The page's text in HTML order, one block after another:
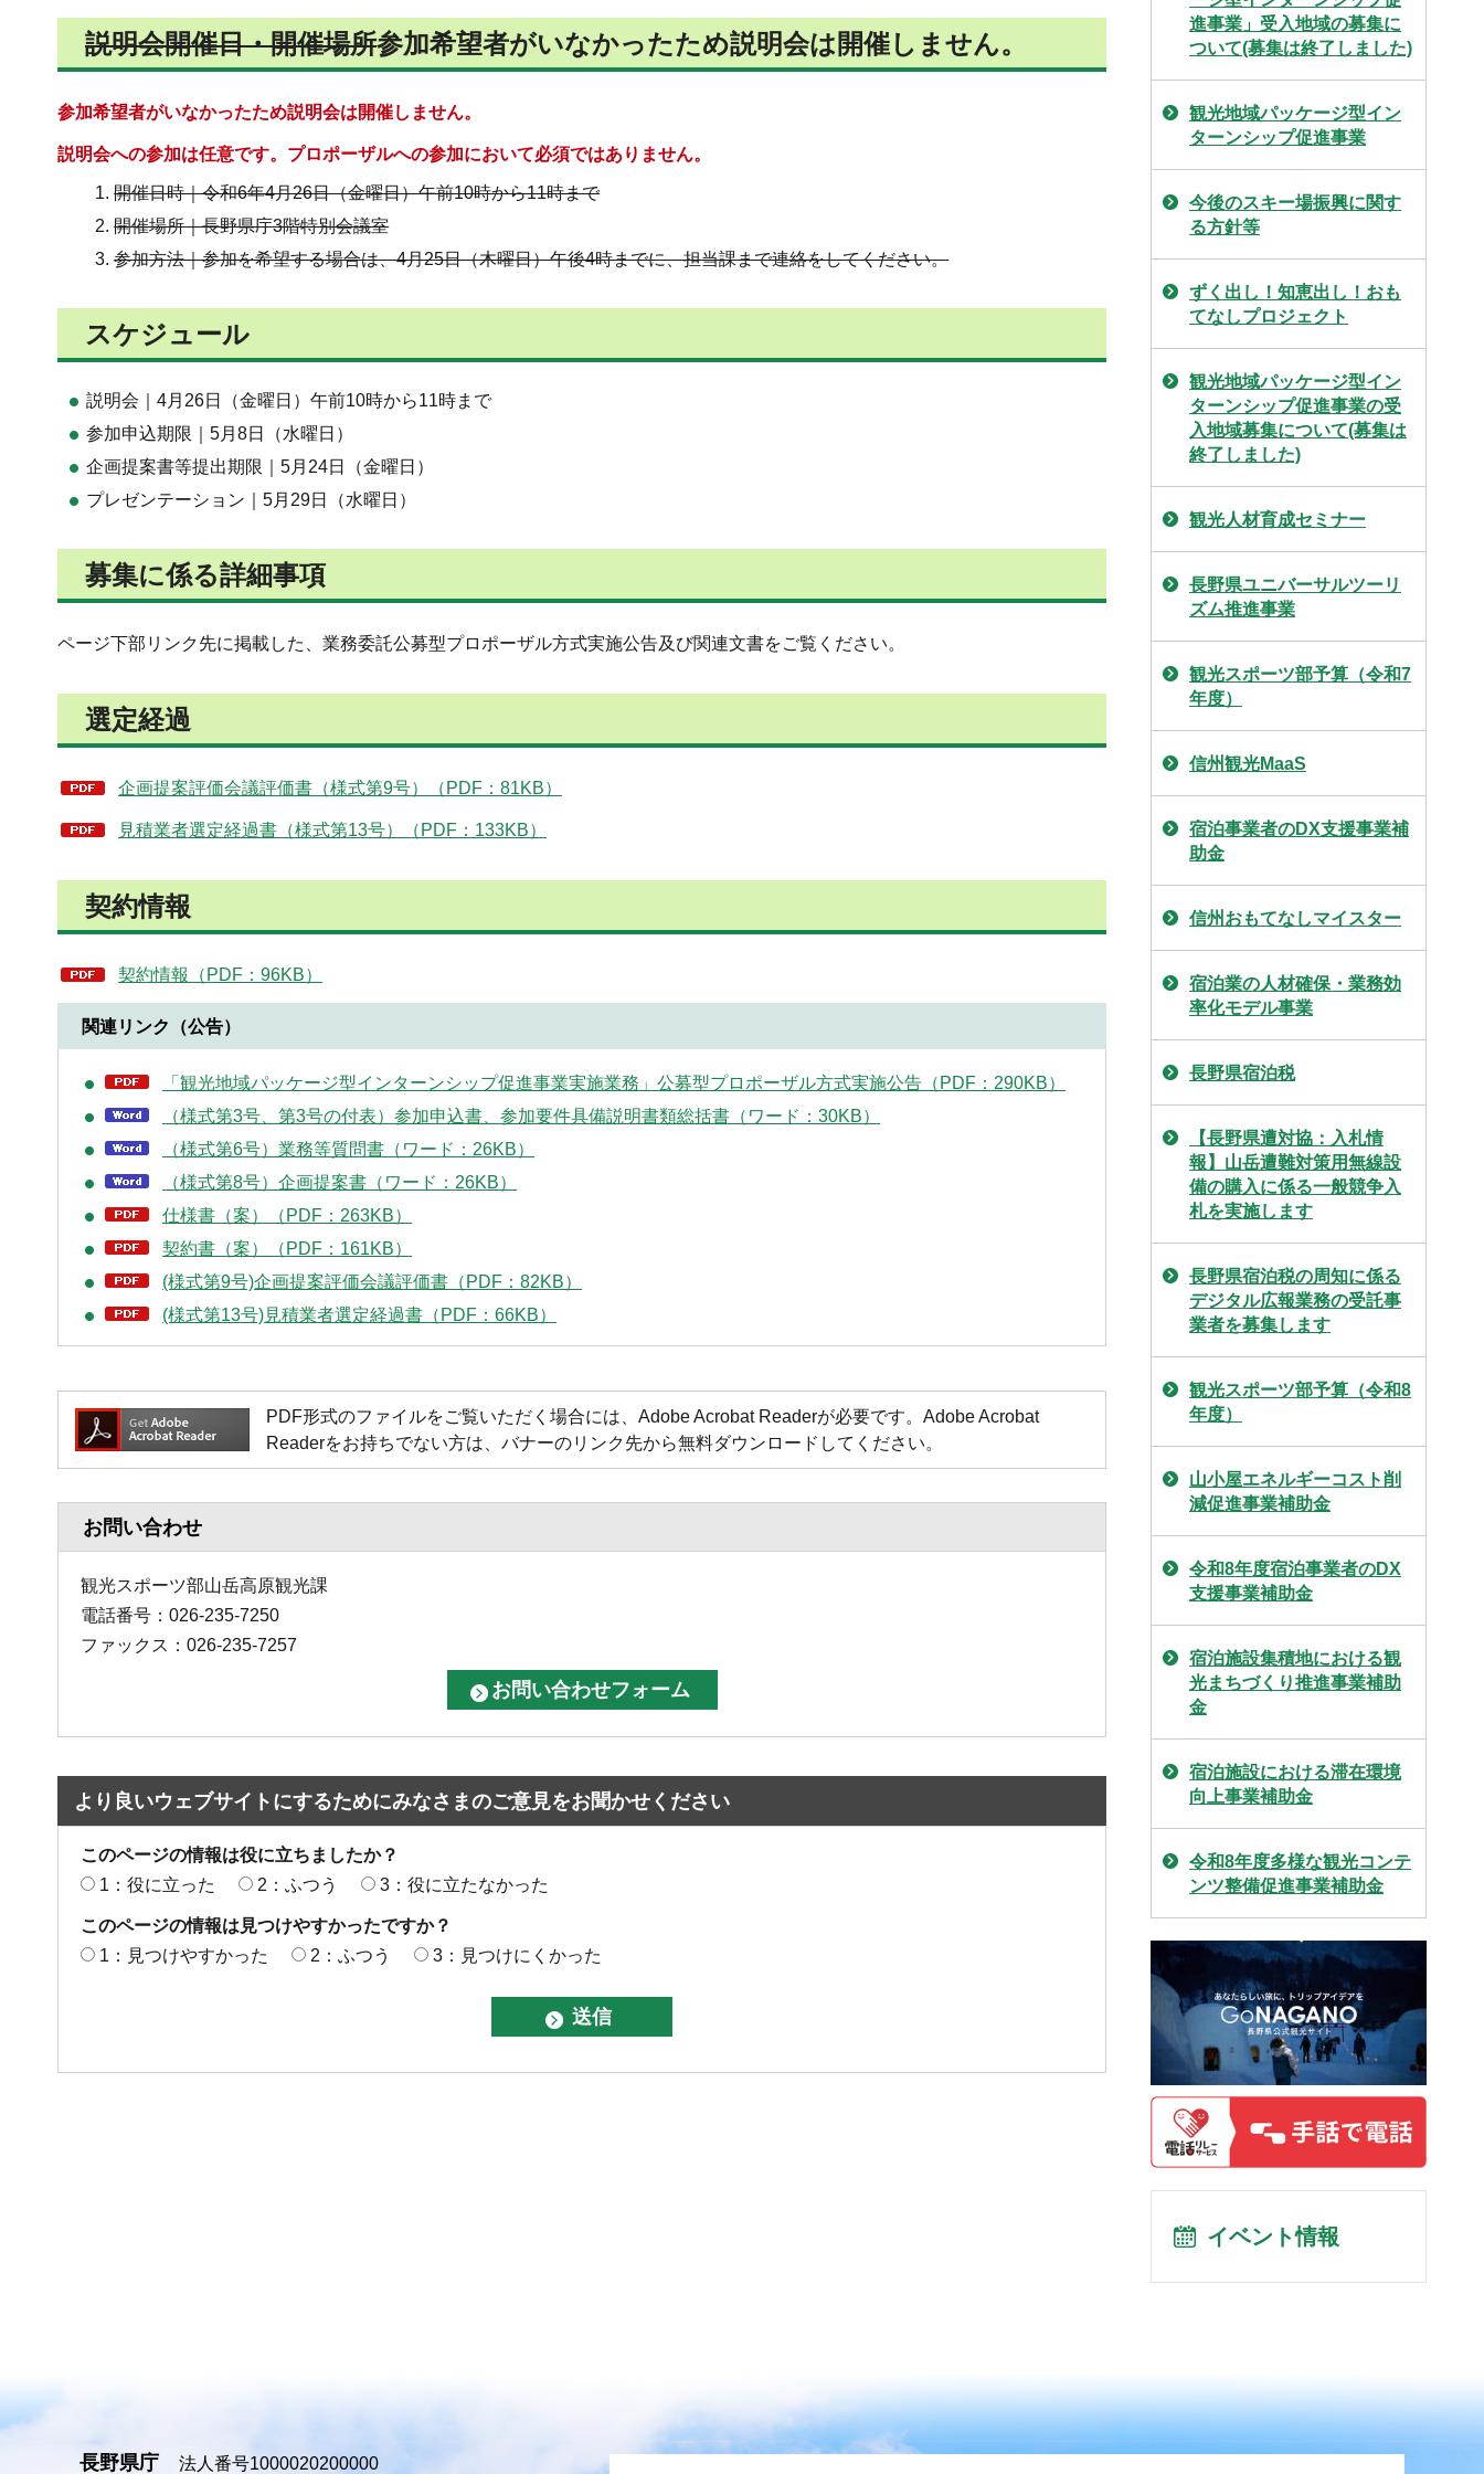
説明会開催日・開催場所参加希望者がいなかったため説明会は開催しません。
参加希望者がいなかったため説明会は開催しません。
説明会への参加は任意です。プロポーザルへの参加において必須ではありません。
開催日時｜令和6年4月26日（金曜日）午前10時から11時まで
開催場所｜長野県庁3階特別会議室
参加方法｜参加を希望する場合は、4月25日（木曜日）午後4時までに、担当課まで連絡をしてください。
スケジュール
説明会｜4月26日（金曜日）午前10時から11時まで
参加申込期限｜5月8日（水曜日）
企画提案書等提出期限｜5月24日（金曜日）
プレゼンテーション｜5月29日（水曜日）
募集に係る詳細事項
ページ下部リンク先に掲載した、業務委託公募型プロポーザル方式実施公告及び関連文書をご覧ください。
選定経過
企画提案評価会議評価書（様式第9号）（PDF：81KB）
見積業者選定経過書（様式第13号）（PDF：133KB）
契約情報
契約情報（PDF：96KB）
関連リンク（公告）
「観光地域パッケージ型インターンシップ促進事業実施業務」公募型プロポーザル方式実施公告（PDF：290KB）
（様式第3号、第3号の付表）参加申込書、参加要件具備説明書類総括書（ワード：30KB）
（様式第6号）業務等質問書（ワード：26KB）
（様式第8号）企画提案書（ワード：26KB）
仕様書（案）（PDF：263KB）
契約書（案）（PDF：161KB）
(様式第9号)企画提案評価会議評価書（PDF：82KB）
(様式第13号)見積業者選定経過書（PDF：66KB）
PDF形式のファイルをご覧いただく場合には、Adobe Acrobat Readerが必要です。Adobe Acrobat
Readerをお持ちでない方は、バナーのリンク先から無料ダウンロードしてください。
お問い合わせ
観光スポーツ部山岳高原観光課
電話番号：026-235-7250
ファックス：026-235-7257
より良いウェブサイトにするためにみなさまのご意見をお聞かせください
このページの情報は役に立ちましたか？
1：役に立った
2：ふつう 3：役に立たなかった
このページの情報は見つけやすかったですか？
1：見つけやすかった
2：ふつう 3：見つけにくかった
進事業」受入地域の募集に
ついて(募集は終了しました)
観光地域パッケージ型イン
ターンシップ促進事業
今後のスキー場振興に関す
る方針等
ずく出し！知恵出し！おも
てなしプロジェクト
観光地域パッケージ型イン
ターンシップ促進事業の受
入地域募集について(募集は
終了しました)
観光人材育成セミナー
長野県ユニバーサルツーリ
ズム推進事業
観光スポーツ部予算（令和7
年度）
信州観光MaaS
宿泊事業者のDX支援事業補
助金
信州おもてなしマイスター
宿泊業の人材確保・業務効
率化モデル事業
長野県宿泊税
【長野県遭対協：入札情
報】山岳遭難対策用無線設
備の購入に係る一般競争入
札を実施します
長野県宿泊税の周知に係る
デジタル広報業務の受託事
業者を募集します
観光スポーツ部予算（令和8
年度）
山小屋エネルギーコスト削
減促進事業補助金
令和8年度宿泊事業者のDX
支援事業補助金
宿泊施設集積地における観
光まちづくり推進事業補助
金
宿泊施設における滞在環境
向上事業補助金
令和8年度多様な観光コンテ
ンツ整備促進事業補助金
イベント情報
長野県庁 法人番号1000020200000